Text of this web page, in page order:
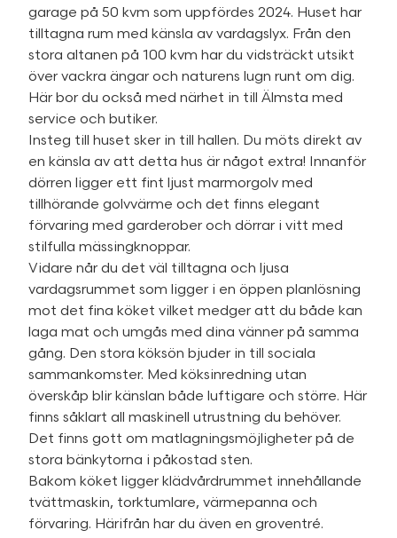
garage på 50 kvm som uppfördes 2024. Huset har
tilltagna rum med känsla av vardagslyx. Från den
stora altanen på 100 kvm har du vidsträckt utsikt
över vackra ängar och naturens lugn runt om dig.
Här bor du också med närhet in till Älmsta med
service och butiker.
Insteg till huset sker in till hallen. Du möts direkt av
en känsla av att detta hus är något extra! Innanför
dörren ligger ett fint ljust marmorgolv med
tillhörande golvvärme och det finns elegant
förvaring med garderober och dörrar i vitt med
stilfulla mässingknoppar.
Vidare når du det väl tilltagna och ljusa
vardagsrummet som ligger i en öppen planlösning
mot det fina köket vilket medger att du både kan
laga mat och umgås med dina vänner på samma
gång. Den stora köksön bjuder in till sociala
sammankomster. Med köksinredning utan
överskåp blir känslan både luftigare och större. Här
finns såklart all maskinell utrustning du behöver.
Det finns gott om matlagningsmöjligheter på de
stora bänkytorna i påkostad sten.
Bakom köket ligger klädvårdrummet innehållande
tvättmaskin, torktumlare, värmepanna och
förvaring. Härifrån har du även en groventré.